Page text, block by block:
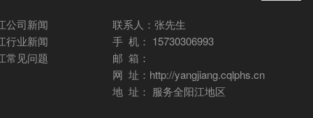
公司新闻
行业新闻
常见问题
联系人：张先生
手 机： 15730306993
邮 箱：
网 址：http://yangjiang.cqlphs.cn
地 址： 服务全阳江地区